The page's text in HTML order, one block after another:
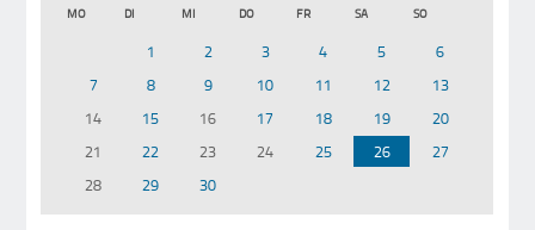
MO DI MI DO FR SA SO
1 2 3 4 5
6
7
8 9 10 11 12
13
14
15 16 17 18 19
20
21
22 23 24 25 26
27
28
29 30